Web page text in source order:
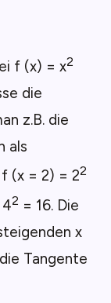
f (x) = x2
die
z.B. die
als
f (x = 2) = 22
2 = 16. Die
x
Tangente